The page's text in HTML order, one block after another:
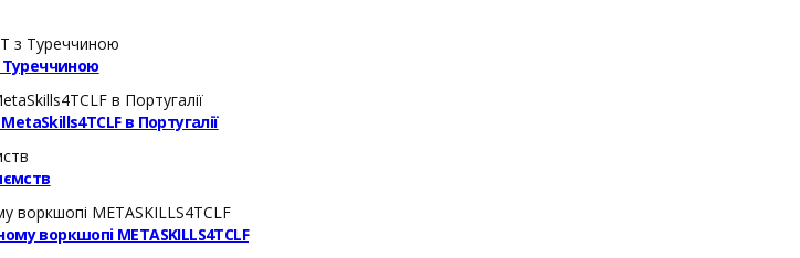
Туреччиною
в Португалії
воркшопі METASKILLS4TCLF